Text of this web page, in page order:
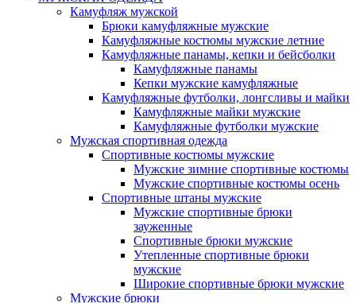
Камуфляж мужской
Брюки камуфляжные мужские
Камуфляжные костюмы мужские летние
Камуфляжные панамы, кепки и бейсболки
Камуфляжные панамы
Кепки мужские камуфляжные
Камуфляжные футболки, лонгсливы и майки
Камуфляжные майки мужские
Камуфляжные футболки мужские
Мужская спортивная одежда
Спортивные костюмы мужские
Мужские зимние спортивные костюмы
Мужские спортивные костюмы осень
Спортивные штаны мужские
Мужские спортивные брюки
зауженные
Спортивные брюки мужские
Утепленные спортивные брюки
мужские
Широкие спортивные брюки мужские
Мужские брюки